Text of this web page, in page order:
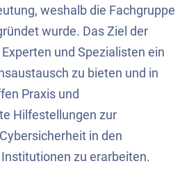
weshalb die Fachgruppe
wurde. Das Ziel der
und Spezialisten ein
zu bieten und in
Praxis und
Hilfestellungen zur
in den
zu erarbeiten.